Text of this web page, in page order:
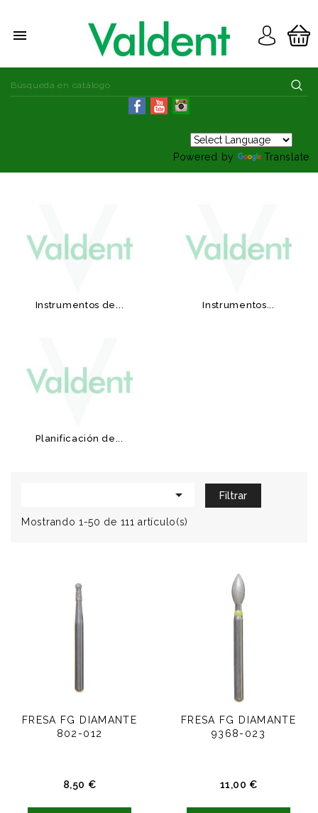

Powered by Translate
Instrumentos de... Instrumentos...
Planificación de...
 Filtrar
Mostrando 1-50 de 111 artículo(s)
FRESA FG DIAMANTE
802-012
8,50 €Precio
FRESA FG DIAMANTE
9368-023
11,00 €Precio